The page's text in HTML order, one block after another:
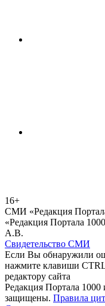
16+
СМИ «Редакция
«Редакция Портала
А.В.
Свидетельство СМИ
Если Вы обнаружили
нажмите клавиши
редактору сайта
Редакция Портала
защищены. Правила